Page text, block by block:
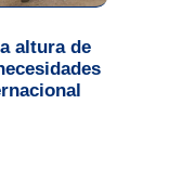
altura de